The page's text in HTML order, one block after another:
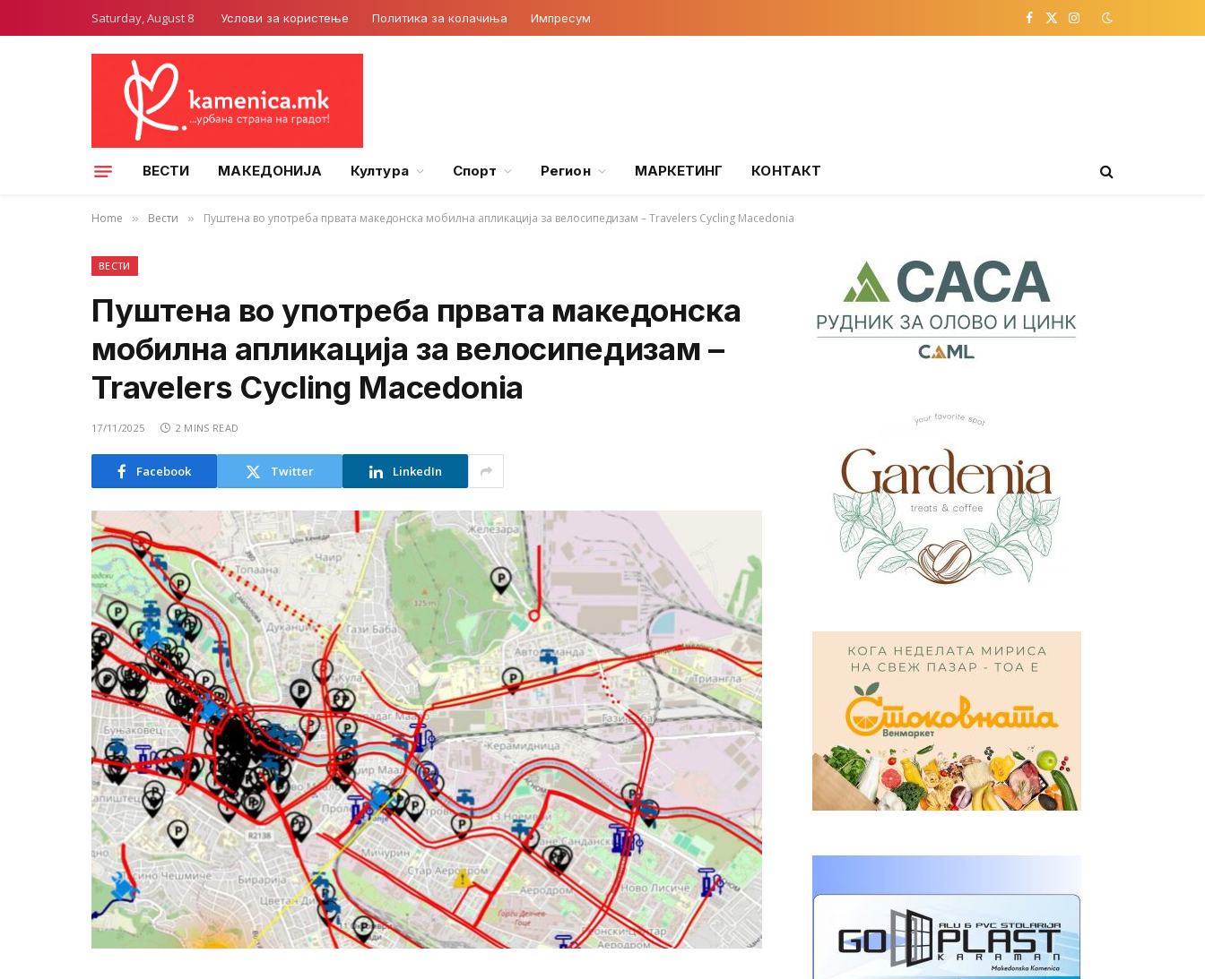
Saturday, August 8 Услови за користење Политика за колачиња Импресум Facebook
X
Instagram
ВЕСТИ МАКЕДОНИЈА Култура Спорт Регион МАРКЕТИНГ КОНТАКТ
Home » Вести » Пуштена во употреба првата македонска мобилна апликација за велосипедизам – Travelers Cycling Macedonia
ВЕСТИ
Пуштена во употреба првата македонска
мобилна апликација за велосипедизам –
Travelers Cycling Macedonia
17/11/2025 2 MINS READ
Facebook Twitter LinkedIn